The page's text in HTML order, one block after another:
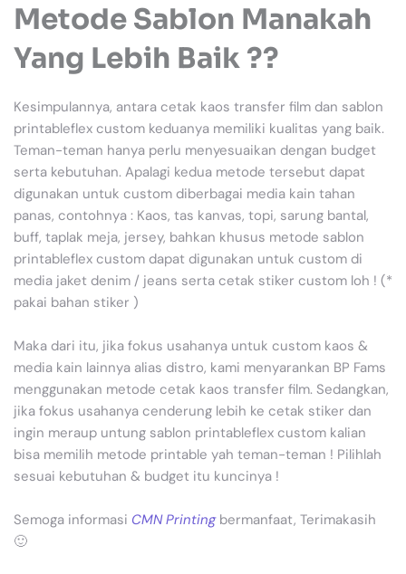
Metode Sablon Manakah
Yang Lebih Baik ??
Kesimpulannya, antara cetak kaos transfer film dan sablon
printableflex custom keduanya memiliki kualitas yang baik.
Teman-teman hanya perlu menyesuaikan dengan budget
serta kebutuhan. Apalagi kedua metode tersebut dapat
digunakan untuk custom diberbagai media kain tahan
panas, contohnya : Kaos, tas kanvas, topi, sarung bantal,
buff, taplak meja, jersey, bahkan khusus metode sablon
printableflex custom dapat digunakan untuk custom di
media jaket denim / jeans serta cetak stiker custom loh ! (*
pakai bahan stiker )
Maka dari itu, jika fokus usahanya untuk custom kaos &
media kain lainnya alias distro, kami menyarankan BP Fams
menggunakan metode cetak kaos transfer film. Sedangkan,
jika fokus usahanya cenderung lebih ke cetak stiker dan
ingin meraup untung sablon printableflex custom kalian
bisa memilih metode printable yah teman-teman ! Pilihlah
sesuai kebutuhan & budget itu kuncinya !
Semoga informasi CMN Printing bermanfaat, Terimakasih
🙂